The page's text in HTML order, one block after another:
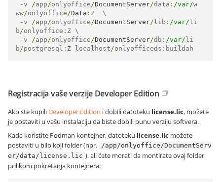
-v /app/onlyoffice/DocumentServer/data : /var/w
ww/onlyoffice/Data : Z  \
-v /app/onlyoffice/DocumentServer/ lib : /var/ li
b/onlyoffice : Z \
-v /app/onlyoffice/DocumentServer/db : /var/ li
b/postgresql : Z localhost/onlyofficeds : buildah
Registracija vaše verzije Developer Edition
Ako ste kupili Developer Edition i dobili datoteku license.lic, možete
je postaviti u vašu instalaciju da biste dobili punu verziju softvera.
Kada koristite Podman kontejner, datoteku license.lic možete
postaviti u bilo koji folder (npr. /app/onlyoffice/DocumentServ
er/data/license.lic ), ali ćete morati da montirate ovaj folder
prilikom pokretanja kontejnera: